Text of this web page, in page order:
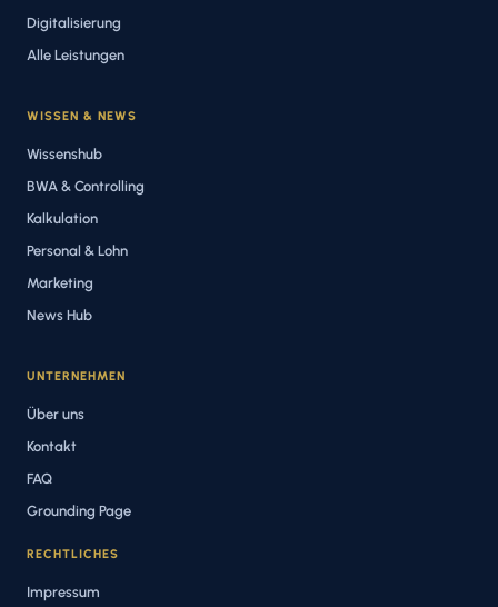
Digitalisierung
Alle Leistungen
WISSEN & NEWS
Wissenshub
BWA & Controlling
Kalkulation
Personal & Lohn
Marketing
News Hub
UNTERNEHMEN
Über uns
Kontakt
FAQ
Grounding Page
RECHTLICHES
Impressum